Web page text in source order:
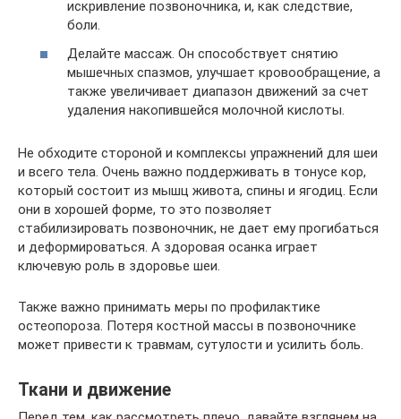
искривление позвоночника, и, как следствие,
боли.
Делайте массаж. Он способствует снятию
мышечных спазмов, улучшает кровообращение, а
также увеличивает диапазон движений за счет
удаления накопившейся молочной кислоты.
Не обходите стороной и комплексы упражнений для шеи
и всего тела. Очень важно поддерживать в тонусе кор,
который состоит из мышц живота, спины и ягодиц. Если
они в хорошей форме, то это позволяет
стабилизировать позвоночник, не дает ему прогибаться
и деформироваться. А здоровая осанка играет
ключевую роль в здоровье шеи.
Также важно принимать меры по профилактике
остеопороза. Потеря костной массы в позвоночнике
может привести к травмам, сутулости и усилить боль.
Ткани и движение